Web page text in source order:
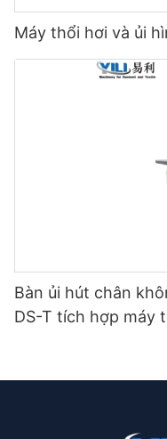
Máy thổi hơi và ủi
Bàn ủi hút chân
DS-T tích hợp máy